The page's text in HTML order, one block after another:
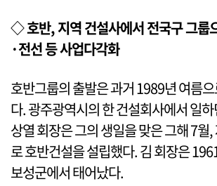
◇ 호반, 지역 건설사에서 전국구 그
·전선 등 사업다각화
호반그룹의 출발은 과거 1989년 여름
다. 광주광역시의 한 건설회사에서 일
상열 회장은 그의 생일을 맞은 그해 7월
로 호반건설을 설립했다. 김 회장은
보성군에서 태어났다.